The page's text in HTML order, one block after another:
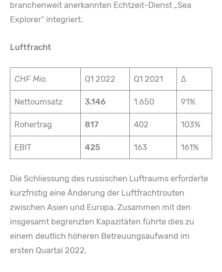
branchenweit anerkannten Echtzeit-Dienst „Sea
Explorer“ integriert.
Luftfracht
CHF Mio. Q1 2022 Q1 2021 Δ
Nettoumsatz 3.146 1.650 91%
Rohertrag 817 402 103%
EBIT 425 163 161%
Die Schliessung des russischen Luftraums erforderte
kurzfristig eine Änderung der Luftfrachtrouten
zwischen Asien und Europa. Zusammen mit den
insgesamt begrenzten Kapazitäten führte dies zu
einem deutlich höheren Betreuungsaufwand im
ersten Quartal 2022.